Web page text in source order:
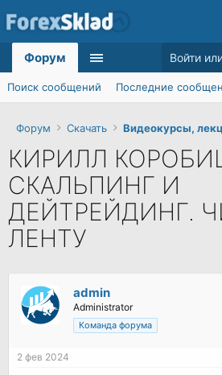
Форум Скачать Видеокурсы,
КИРИЛЛ
СКАЛЬПИНГ И
ДЕЙТРЕЙДИНГ.
ЛЕНТУ
admin
Administrator
Команда форума
2 фев 2024
Форум
Поиск сообщений Последние
Войти